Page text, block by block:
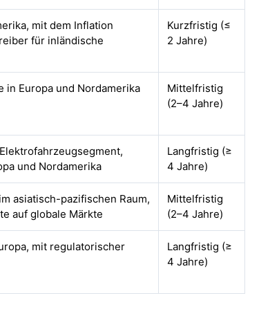
mit dem Inflation
für inländische
Kurzfristig (≤
2 Jahre)
in Europa und Nordamerika
Mittelfristig
(2–4 Jahre)
und Nordamerika
Langfristig (≥
4 Jahre)
asiatisch-pazifischen Raum,
auf globale Märkte
Mittelfristig
(2–4 Jahre)
mit regulatorischer
Langfristig (≥
4 Jahre)